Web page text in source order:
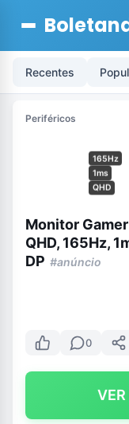
Recentes
Periféricos
165Hz
1ms
QHD
Monitor
QHD, 165Hz,
DP #anúncio
0